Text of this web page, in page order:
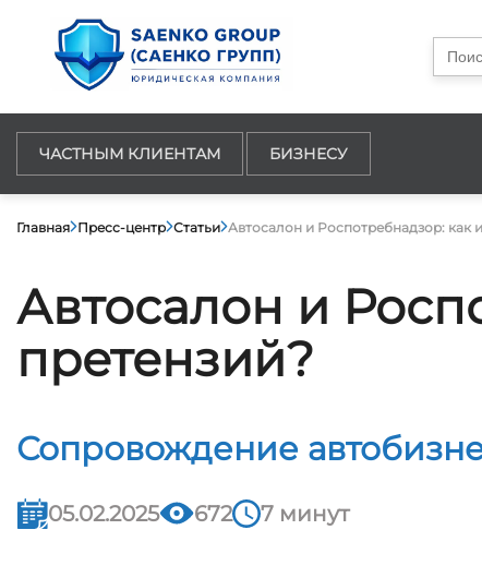
for:
ЧАСТНЫМ КЛИЕНТАМ БИЗНЕСУ
Главная Пресс-центр Статьи Автосалон и Роспотребнадзор: как
Автосалон и
претензий?
Сопровождение
05.02.2025 672 7 минут